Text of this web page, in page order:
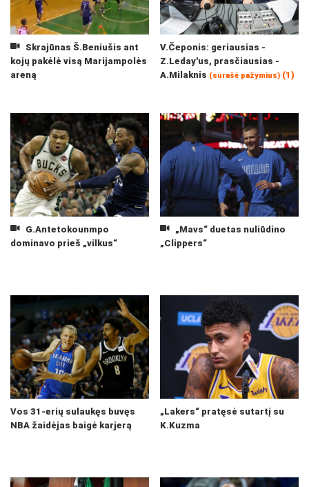
Skrajūnas Š.Beniušis ant
kojų pakėlė visą Marijampolės
areną
V.Čeponis: geriausias -
Z.Leday'us, prasčiausias -
A.Milaknis (surašė pažymius) (1)
G.Antetokounmpo
dominavo prieš „vilkus“
„Mavs“ duetas nuliūdino
„Clippers“
Vos 31-erių sulaukęs buvęs
NBA žaidėjas baigė karjerą
„Lakers“ pratęsė sutartį su
K.Kuzma